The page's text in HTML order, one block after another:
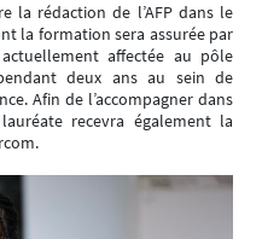
la rédaction de l’AFP dans le
la formation sera assurée par
affectée au pôle
deux ans au sein de
Afin de l’accompagner dans
recevra également la